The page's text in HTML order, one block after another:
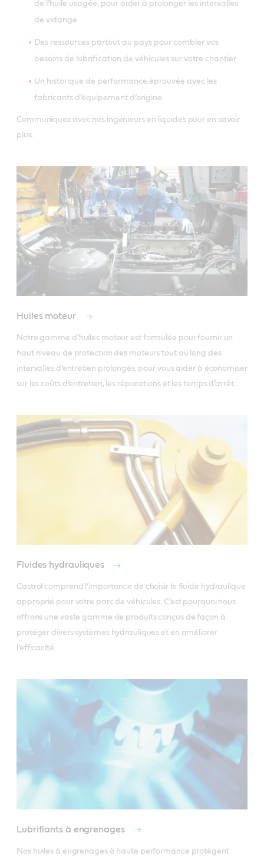
de l’huile usagée, pour aider à prolonger les intervalles
de vidange
Des ressources partout au pays pour combler vos
besoins de lubrification de véhicules sur votre chantier
Un historique de performance éprouvée avec les
fabricants d’équipement d’origine
Communiquez avec nos ingénieurs en liquides pour en savoir
plus.
Huiles moteur
Notre gamme d’huiles moteur est formulée pour fournir un
haut niveau de protection des moteurs tout au long des
intervalles d’entretien prolongés, pour vous aider à économiser
sur les coûts d’entretien, les réparations et les temps d’arrêt.
Fluides hydrauliques
Castrol comprend l’importance de choisir le fluide hydraulique
approprié pour votre parc de véhicules. C’est pourquoi nous
offrons une vaste gamme de produits conçus de façon à
protéger divers systèmes hydrauliques et en améliorer
l’efficacité.
Lubrifiants à engrenages
Nos huiles à engrenages à haute performance protègent